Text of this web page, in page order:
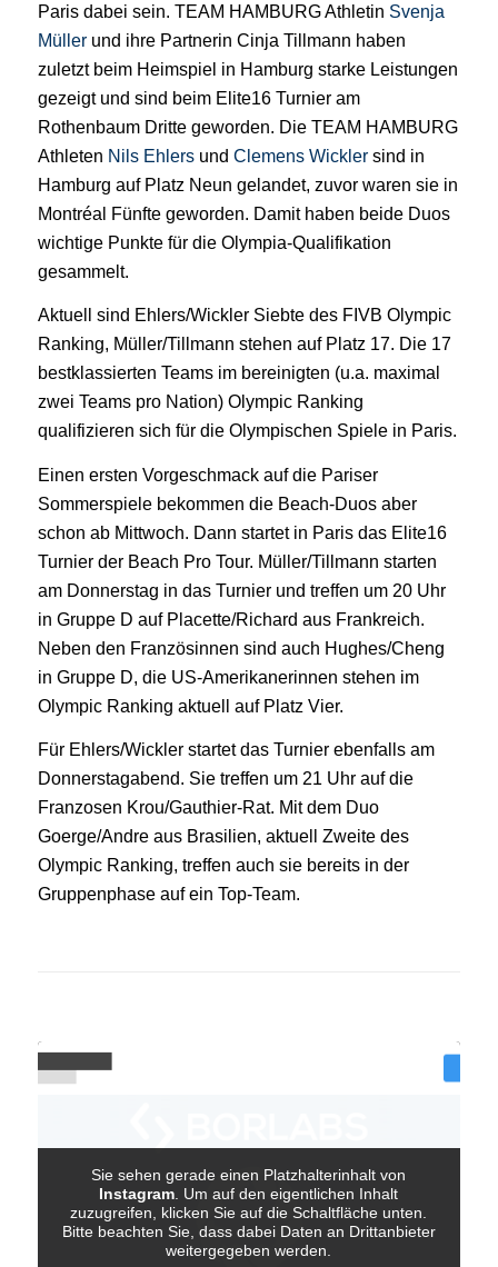
Paris dabei sein. TEAM HAMBURG Athletin Svenja
Müllerund ihre Partnerin Cinja Tillmann haben
zuletzt beim Heimspiel in Hamburg starke Leistungen
gezeigt und sind beim Elite16 Turnier am
Rothenbaum Dritte geworden. Die TEAM HAMBURG
Athleten Nils Ehlersund Clemens Wicklersind in
Hamburg auf Platz Neun gelandet, zuvor waren sie in
Montréal Fünfte geworden. Damit haben beide Duos
wichtige Punkte für die Olympia-Qualifikation
gesammelt.
Aktuell sind Ehlers/Wickler Siebte des FIVB Olympic
Ranking, Müller/Tillmann stehen auf Platz 17. Die 17
bestklassierten Teams im bereinigten (u.a. maximal
zwei Teams pro Nation) Olympic Ranking
qualifizieren sich für die Olympischen Spiele in Paris.
Einen ersten Vorgeschmack auf die Pariser
Sommerspiele bekommen die Beach-Duos aber
schon ab Mittwoch. Dann startet in Paris das Elite16
Turnier der Beach Pro Tour. Müller/Tillmann starten
am Donnerstag in das Turnier und treffen um 20 Uhr
in Gruppe D auf Placette/Richard aus Frankreich.
Neben den Französinnen sind auch Hughes/Cheng
in Gruppe D, die US-Amerikanerinnen stehen im
Olympic Ranking aktuell auf Platz Vier.
Für Ehlers/Wickler startet das Turnier ebenfalls am
Donnerstagabend. Sie treffen um 21 Uhr auf die
Franzosen Krou/Gauthier-Rat. Mit dem Duo
Goerge/Andre aus Brasilien, aktuell Zweite des
Olympic Ranking, treffen auch sie bereits in der
Gruppenphase auf ein Top-Team.
Sie sehen gerade einen Platzhalterinhalt von
Instagram . Um auf den eigentlichen Inhalt
zuzugreifen, klicken Sie auf die Schaltfläche unten.
Bitte beachten Sie, dass dabei Daten an Drittanbieter
weitergegeben werden.